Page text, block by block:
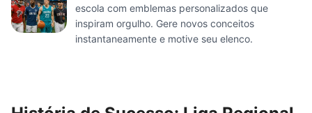
escola com emblemas personalizados que
inspiram orgulho. Gere novos conceitos
instantaneamente e motive seu elenco.